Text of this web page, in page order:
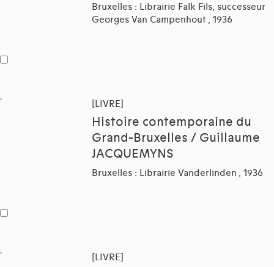
Bruxelles : Librairie Falk Fils, successeur
Georges Van Campenhout , 1936
[LIVRE]
Histoire contemporaine du
Grand-Bruxelles / Guillaume
JACQUEMYNS
Bruxelles : Librairie Vanderlinden , 1936
[LIVRE]